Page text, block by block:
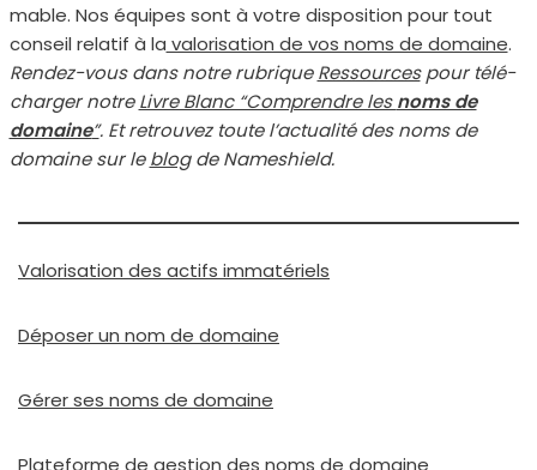
mable. Nos équipes sont à votre dis­po­si­tion pour tout
conseil rela­tif à la valo­ri­sa­tion de vos noms de domaine.
Rendez-vous dans notre rubriqueRessourcespour télé­
char­ger notreLivre Blanc “Comprendre lesnoms de
domaine”. Et retrou­vez toute l’ac­tua­li­té des noms de
domaine sur leblogde Nameshield.
Valorisation des actifs imma­té­riels
Déposer un nom de domaine
Gérer ses noms de domaine
Plateforme de ges­tion des noms de domaine